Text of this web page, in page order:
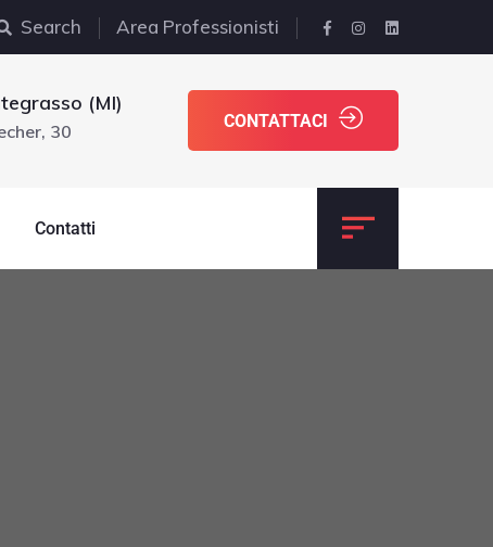
Search Area Professionisti
(MI)
30 CONTATTACI
Contatti